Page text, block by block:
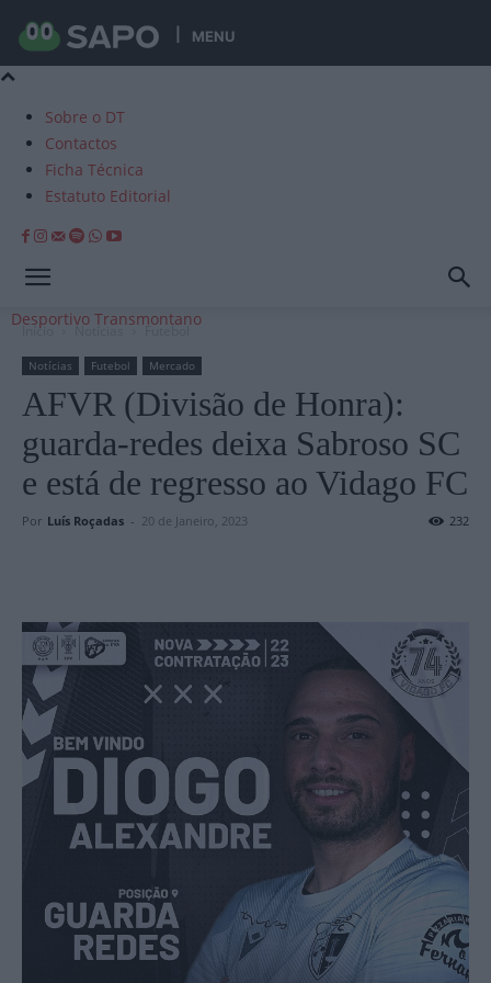
MENU
Sobre o DT
Contactos
Ficha Técnica
Estatuto Editorial
Desportivo Transmontano
Início Notícias Futebol
Notícias Futebol Mercado
AFVR (Divisão de Honra):
guarda-redes deixa Sabroso SC
e está de regresso ao Vidago FC
Por Luís Roçadas - 20 de Janeiro, 2023 232